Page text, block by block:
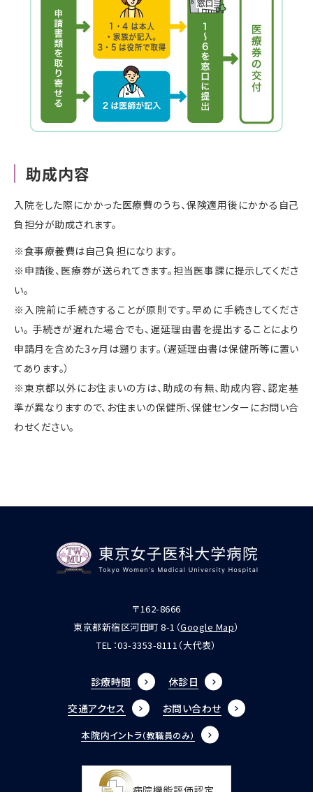
助成内容
入院をした際にかかった医療費のうち、保険適用後にかかる自己
負担分が助成されます。
※食事療養費は自己負担になります。
※申請後、医療券が送られてきます。担当医事課に提示してくださ
い。
※入院前に手続きすることが原則です。早めに手続きしてくださ
い。 手続きが遅れた場合でも、遅延理由書を提出することにより
申請月を含めた3ヶ月は遡ります。（遅延理由書は保健所等に置い
てあります。）
※東京都以外にお住まいの方は、助成の有無、助成内容、認定基
準が異なりますので、お住まいの保健所、保健センターにお問い合
わせください。
〒162-8666
東京都新宿区河田町 8-1（Google Map）
TEL：03-3353-8111 （大代表）
診療時間
休診日
交通アクセス
お問い合わせ
本院内イントラ（教職員のみ）